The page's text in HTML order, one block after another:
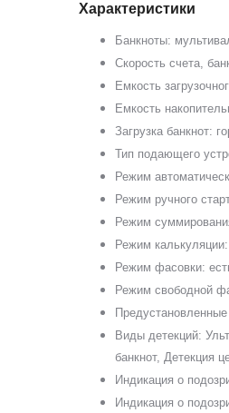
Характеристики
Банкноты:
Скорость счета,
Емкость
Емкость
Загрузка банкнот:
Тип подающего
Режим
Режим ручного
Режим
Режим калькуляции:
Режим фасовки:
Режим свободной
Виды детекций:
банкнот, Детекция
Индикация о
Индикация о